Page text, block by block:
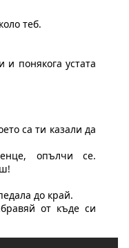
теб.
понякога устата
са ти казали да
опълчи се.
до край.
от къде си